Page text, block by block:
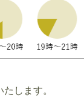
します。